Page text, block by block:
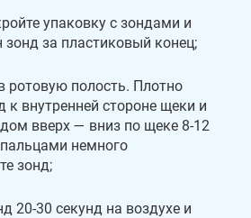
упаковку с зондами и
зонд за пластиковый конец;
ротовую полость. Плотно
к внутренней стороне щеки и
вверх — вниз по щеке 8-12
немного
зонд;
20-30 секунд на воздухе и